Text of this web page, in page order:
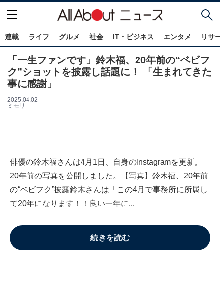
連載 ライフ グルメ 社会 IT・ビジネス エンタメ リサ
「一生ファンです」鈴木福、20年前の“ベビフ
ク”ショットを披露し話題に！ 「生まれてきた
事に感謝」
2025.04.02
ミモリ
俳優の鈴木福さんは4月1日、自身のInstagramを更新。
20年前の写真を公開しました。【写真】鈴木福、20年前
の“ベビフク”披露鈴木さんは「この4月で事務所に所属し
て20年になります！！良い一年に...
続きを読む